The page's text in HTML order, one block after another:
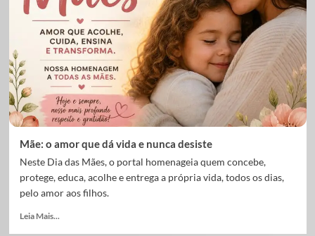
Mãe: o amor que dá vida e nunca desiste
Neste Dia das Mães, o portal homenageia quem concebe,
protege, educa, acolhe e entrega a própria vida, todos os dias,
pelo amor aos filhos.
Leia Mais...